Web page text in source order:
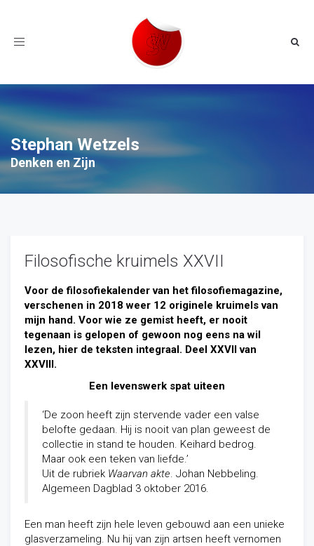
Toggle
Stephan Wetzels
Denken en Zijn
Filosofische kruimels XXVII
Voor de filosofiekalender van het filosofiemagazine,
verschenen in 2018 weer 12 originele kruimels van
mijn hand. Voor wie ze gemist heeft, er nooit
tegenaan is gelopen of gewoon nog eens na wil
lezen, hier de teksten integraal. Deel XXVII van
XXVIII.
Een levenswerk spat uiteen
‘De zoon heeft zijn stervende vader een valse
belofte gedaan. Hij is nooit van plan geweest de
collectie in stand te houden. Keihard bedrog.
Maar ook een teken van liefde.’
Uit de rubriek Waarvan akte. Johan Nebbeling.
Algemeen Dagblad 3 oktober 2016.
Een man heeft zijn hele leven gebouwd aan een unieke
glasverzameling. Nu hij van zijn artsen heeft vernomen